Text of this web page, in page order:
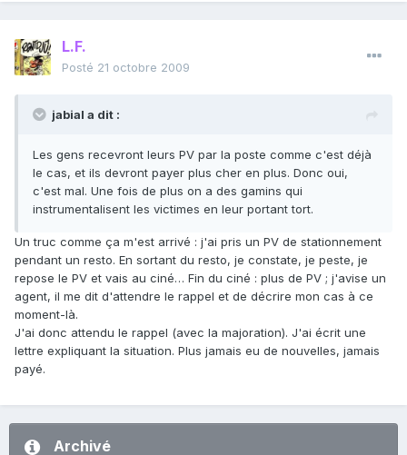
L.F.
Posté 21 octobre 2009
jabial a dit :
Les gens recevront leurs PV par la poste comme c'est déjà
le cas, et ils devront payer plus cher en plus. Donc oui,
c'est mal. Une fois de plus on a des gamins qui
instrumentalisent les victimes en leur portant tort.
Un truc comme ça m'est arrivé : j'ai pris un PV de stationnement
pendant un resto. En sortant du resto, je constate, je peste, je
repose le PV et vais au ciné… Fin du ciné : plus de PV ; j'avise un
agent, il me dit d'attendre le rappel et de décrire mon cas à ce
moment-là.
J'ai donc attendu le rappel (avec la majoration). J'ai écrit une
lettre expliquant la situation. Plus jamais eu de nouvelles, jamais
payé.
Archivé